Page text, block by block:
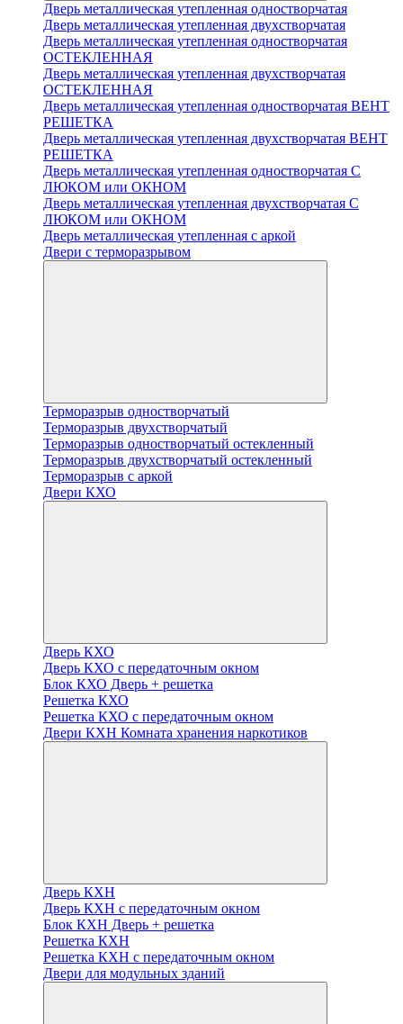
Дверь металлическая утепленная одностворчатая
Дверь металлическая утепленная двухстворчатая
Дверь металлическая утепленная одностворчатая
ОСТЕКЛЕННАЯ
Дверь металлическая утепленная двухстворчатая
ОСТЕКЛЕННАЯ
Дверь металлическая утепленная одностворчатая ВЕНТ
РЕШЕТКА
Дверь металлическая утепленная двухстворчатая ВЕНТ
РЕШЕТКА
Дверь металлическая утепленная одностворчатая С
ЛЮКОМ или ОКНОМ
Дверь металлическая утепленная двухстворчатая С
ЛЮКОМ или ОКНОМ
Дверь металлическая утепленная с аркой
Двери с терморазрывом
Терморазрыв одностворчатый
Терморазрыв двухстворчатый
Терморазрыв одностворчатый остекленный
Терморазрыв двухстворчатый остекленный
Терморазрыв с аркой
Двери КХО
Дверь КХО
Дверь КХО с передаточным окном
Блок КХО Дверь + решетка
Решетка КХО
Решетка КХО с передаточным окном
Двери КХН Комната хранения наркотиков
Дверь КХН
Дверь КХН с передаточным окном
Блок КХН Дверь + решетка
Решетка КХН
Решетка КХН с передаточным окном
Двери для модульных зданий